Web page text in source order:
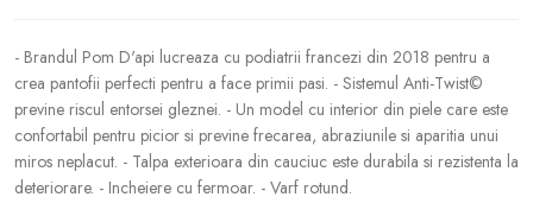
- Brandul Pom D'api lucreaza cu podiatrii francezi din 2018 pentru a
crea pantofii perfecti pentru a face primii pasi. - Sistemul Anti-Twist©
previne riscul entorsei gleznei. - Un model cu interior din piele care este
confortabil pentru picior si previne frecarea, abraziunile si aparitia unui
miros neplacut. - Talpa exterioara din cauciuc este durabila si rezistenta la
deteriorare. - Incheiere cu fermoar. - Varf rotund.